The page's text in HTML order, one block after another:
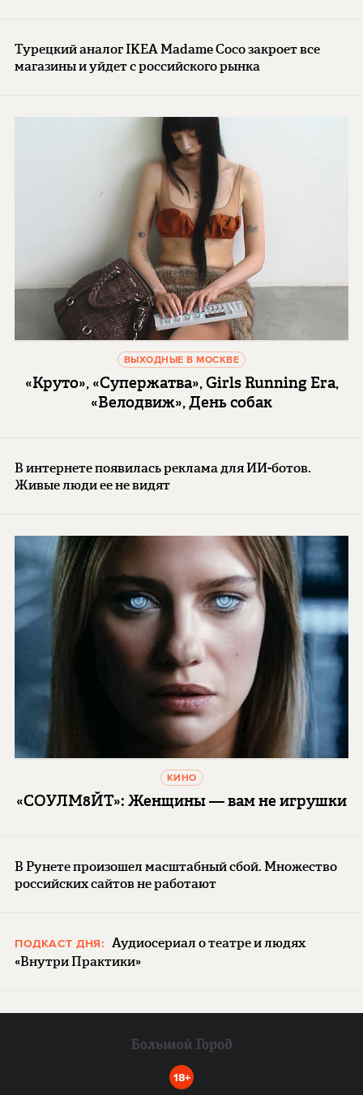
Турецкий аналог IKEA Madame Coco закроет все
магазины и уйдет с российского рынка
ВЫХОДНЫЕ В МОСКВЕ
«Круто», «Супержатва», Girls Running Era,
«Велодвиж», День собак
В интернете появилась реклама для ИИ-ботов.
Живые люди ее не видят
КИНО
«СОУЛМ8ЙТ»: Женщины — вам не игрушки
В Рунете произошел масштабный сбой. Множество
российских сайтов не работают
ПОДКАСТ ДНЯ: Аудиосериал о театре и людях
«Внутри Практики»
18+